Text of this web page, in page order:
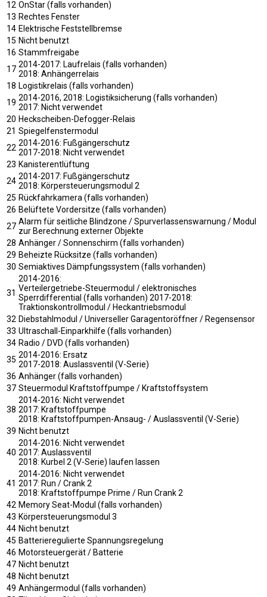
12 OnStar (falls vorhanden)
13 Rechtes Fenster
14 Elektrische Feststellbremse
15 Nicht benutzt
16 Stammfreigabe
17 2014-2017: Laufrelais (falls vorhanden)
2018: Anhängerrelais
18 Logistikrelais (falls vorhanden)
19 2014-2016, 2018: Logistiksicherung (falls vorhanden)
2017: Nicht verwendet
20 Heckscheiben-Defogger-Relais
21 Spiegelfenstermodul
22 2014-2016: Fußgängerschutz
2017-2018: Nicht verwendet
23 Kanisterentlüftung
24 2014-2017: Fußgängerschutz
2018: Körpersteuerungsmodul 2
25 Rückfahrkamera (falls vorhanden)
26 Belüftete Vordersitze (falls vorhanden)
27 Alarm für seitliche Blindzone / Spurverlassenswarnung / Modul
zur Berechnung externer Objekte
28 Anhänger / Sonnenschirm (falls vorhanden)
29 Beheizte Rücksitze (falls vorhanden)
30 Semiaktives Dämpfungssystem (falls vorhanden)
31
2014-2016:
Verteilergetriebe-Steuermodul / elektronisches
Sperrdifferential (falls vorhanden) 2017-2018:
Traktionskontrollmodul / Heckantriebsmodul
32 Diebstahlmodul / Universeller Garagentoröffner / Regensensor
33 Ultraschall-Einparkhilfe (falls vorhanden)
34 Radio / DVD (falls vorhanden)
35 2014-2016: Ersatz
2017-2018: Auslassventil (V-Serie)
36 Anhänger (falls vorhanden)
37 Steuermodul Kraftstoffpumpe / Kraftstoffsystem
38
2014-2016: Nicht verwendet
2017: Kraftstoffpumpe
2018: Kraftstoffpumpen-Ansaug- / Auslassventil (V-Serie)
39 Nicht benutzt
40
2014-2016: Nicht verwendet
2017: Auslassventil
2018: Kurbel 2 (V-Serie) laufen lassen
41
2014-2016: Nicht verwendet
2017: Run / Crank 2
2018: Kraftstoffpumpe Prime / Run Crank 2
42 Memory Seat-Modul (falls vorhanden)
43 Körpersteuerungsmodul 3
44 Nicht benutzt
45 Batterieregulierte Spannungsregelung
46 Motorsteuergerät / Batterie
47 Nicht benutzt
48 Nicht benutzt
49 Anhängermodul (falls vorhanden)